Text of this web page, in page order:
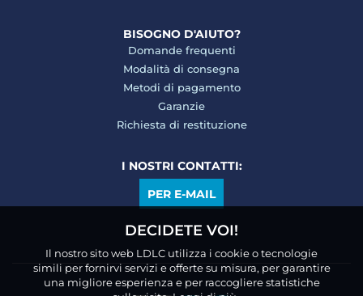
BISOGNO D'AIUTO?
Domande frequenti
Modalità di consegna
Metodi di pagamento
Garanzie
Richiesta di restituzione
I NOSTRI CONTATTI:
PER E-MAIL
DECIDETE VOI!
Il nostro sito web LDLC utilizza i cookie o tecnologie
simili per fornirvi servizi e offerte su misura, per garantire
una migliore esperienza e per raccogliere statistiche